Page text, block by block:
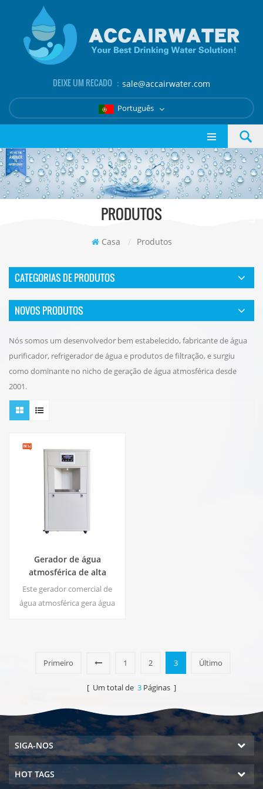
DEIXE UM RECADO ： sale@accairwater.com
Português
PRODUTOS
Casa / Produtos
CATEGORIAS DE PRODUTOS
NOVOS PRODUTOS
Nós somos um desenvolvedor bem estabelecido, fabricante de água
purificador, refrigerador de água e produtos de filtração, e surgiu
como dominante no nicho de geração de água atmosférica desde
2001.
Gerador de água
atmosférica de alta
eficiência |
Início/Dispositivo
Ecológico Comercial | EA-
Este gerador comercial de
água atmosférica gera água
Primeiro
1 2 3 Último
[ Um total de 3 Páginas ]
SIGA-NOS
HOT TAGS